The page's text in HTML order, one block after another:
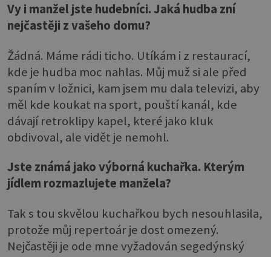
Vy i manžel jste hudebníci. Jaká hudba zní
nejčastěji z vašeho domu?
Žádná. Máme rádi ticho. Utíkám i z restaurací,
kde je hudba moc nahlas. Můj muž si ale před
spaním v ložnici, kam jsem mu dala televizi, aby
měl kde koukat na sport, pouští kanál, kde
dávají retroklipy kapel, které jako kluk
obdivoval, ale vidět je nemohl.
Jste známá jako výborná kuchařka. Kterým
jídlem rozmazlujete manžela?
Tak s tou skvělou kuchařkou bych nesouhlasila,
protože můj repertoár je dost omezený.
Nejčastěji je ode mne vyžadován segedýnský